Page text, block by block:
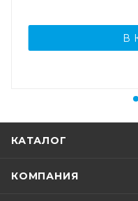
В
КАТАЛОГ
КОМПАНИЯ